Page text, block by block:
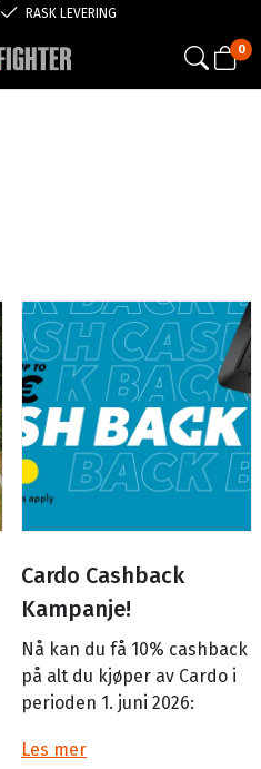
RASK LEVERING
0
Cardo Cashback
Kampanje!
Nå kan du få 10% cashback
på alt du kjøper av Cardo i
perioden 1. juni 2026:
Les mer